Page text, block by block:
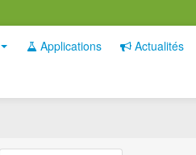
Applications Actualités